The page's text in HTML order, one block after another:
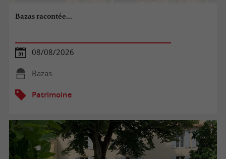
Bazas racontée...
08/08/2026
Bazas
Patrimoine